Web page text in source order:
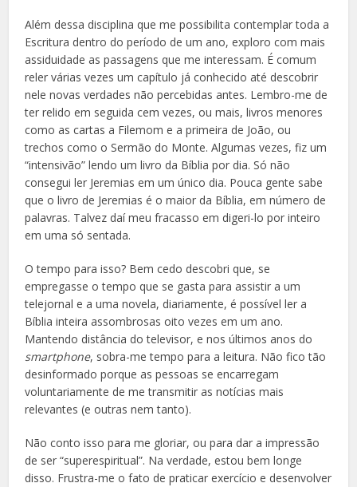
Além dessa disciplina que me possibilita contemplar toda a
Escritura dentro do período de um ano, exploro com mais
assiduidade as passagens que me interessam. É comum
reler várias vezes um capítulo já conhecido até descobrir
nele novas verdades não percebidas antes. Lembro-me de
ter relido em seguida cem vezes, ou mais, livros menores
como as cartas a Filemom e a primeira de João, ou
trechos como o Sermão do Monte. Algumas vezes, fiz um
“intensivão” lendo um livro da Bíblia por dia. Só não
consegui ler Jeremias em um único dia. Pouca gente sabe
que o livro de Jeremias é o maior da Bíblia, em número de
palavras. Talvez daí meu fracasso em digeri-lo por inteiro
em uma só sentada.
O tempo para isso? Bem cedo descobri que, se
empregasse o tempo que se gasta para assistir a um
telejornal e a uma novela, diariamente, é possível ler a
Bíblia inteira assombrosas oito vezes em um ano.
Mantendo distância do televisor, e nos últimos anos do
smartphone, sobra-me tempo para a leitura. Não fico tão
desinformado porque as pessoas se encarregam
voluntariamente de me transmitir as notícias mais
relevantes (e outras nem tanto).
Não conto isso para me gloriar, ou para dar a impressão
de ser “superespiritual”. Na verdade, estou bem longe
disso. Frustra-me o fato de praticar exercício e desenvolver